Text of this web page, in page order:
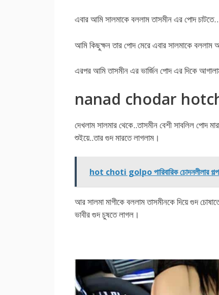
এবার আমি সালমাকে বললাম তাসমীন এর পোদ
আমি কিছুক্ষন তার পোদ মেরে এবার সালমাকে
এরপর আমি তাসমীন এর ভার্জিন পোদ এর দিকে
nanad chodar
দেখলাম সালমার থেকে..তাসমীন বেশী সাবলিল পোদ
শুইয়ে..তার গুদ মারতে লাগলাম।
hot choti golpo পারিবারিক চোদনলীলার
আর সালমা মাগীকে বললাম তাসমীনকে দিয়ে গুদ
ভাবীর গুদ চুষতে লাগল।